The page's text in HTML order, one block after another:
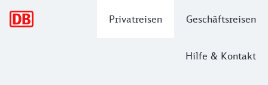
Privatreisen Geschäftsreisen
Hilfe & Kontakt